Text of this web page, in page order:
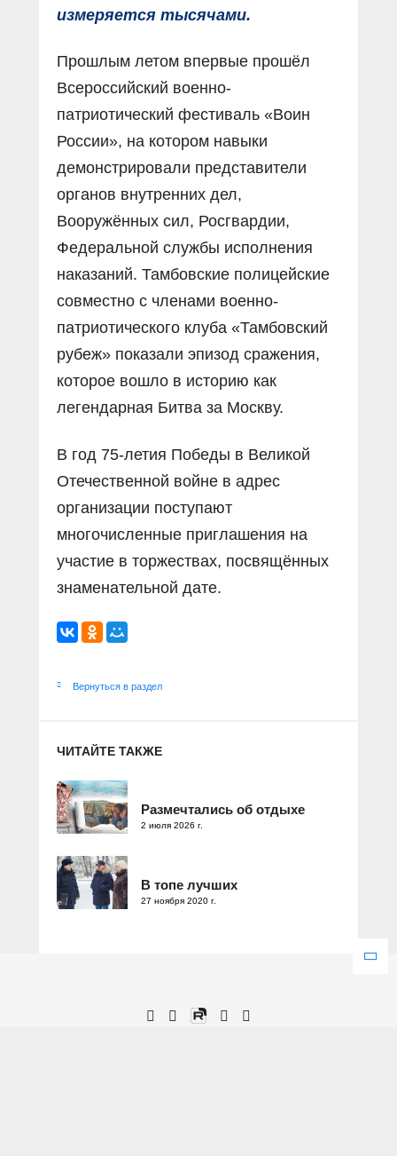
измеряется тысячами.
Прошлым летом впервые прошёл
Всероссийский военно-
патриотический фестиваль «Воин
России», на котором навыки
демонстрировали представители
органов внутренних дел,
Вооружённых сил, Росгвардии,
Федеральной службы исполнения
наказаний. Тамбовские полицейские
совместно с членами военно-
патриотического клуба «Тамбовский
рубеж» показали эпизод сражения,
которое вошло в историю как
легендарная Битва за Москву.
В год 75-летия Победы в Великой
Отечественной войне в адрес
организации поступают
многочисленные приглашения на
участие в торжествах, посвящённых
знаменательной дате.
Вернуться в раздел
ЧИТАЙТЕ ТАКЖЕ
Размечтались об отдыхе
2 июля 2026 г.
В топе лучших
27 ноября 2020 г.